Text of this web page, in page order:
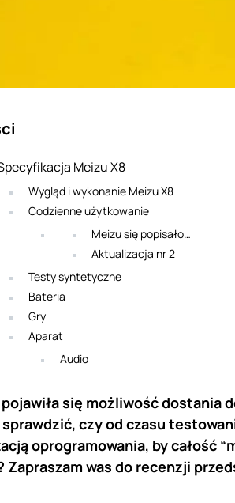
Meizu X8
Wygląd i wykonanie Meizu X8
Codzienne użytkowanie
Meizu się popisało…
Aktualizacja nr 2
Testy syntetyczne
Bateria
Gry
Aparat
Audio
się możliwość dostania
sprawdzić, czy od czasu
oprogramowania, by całość
Zapraszam was do recenzji